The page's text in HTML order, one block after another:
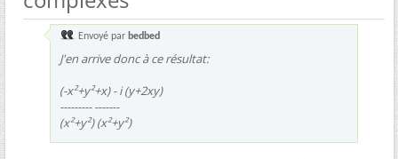
Envoyé par bedbed
J'en arrive donc à ce résultat:
(-x²+y²+x) - i (y+2xy)
--------- -------
(x²+y²) (x²+y²)